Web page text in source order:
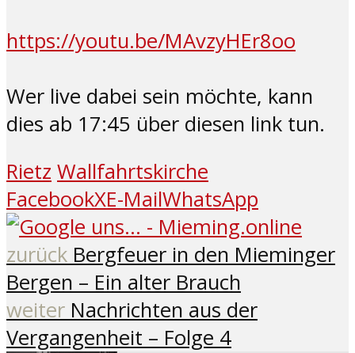
https://youtu.be/MAvzyHEr8oo
Wer live dabei sein möchte, kann
dies ab 17:45 über diesen link tun.
Rietz Wallfahrtskirche
FacebookXE-MailWhatsApp
zurück Bergfeuer in den Mieminger
Bergen – Ein alter Brauch
weiter Nachrichten aus der
Vergangenheit – Folge 4